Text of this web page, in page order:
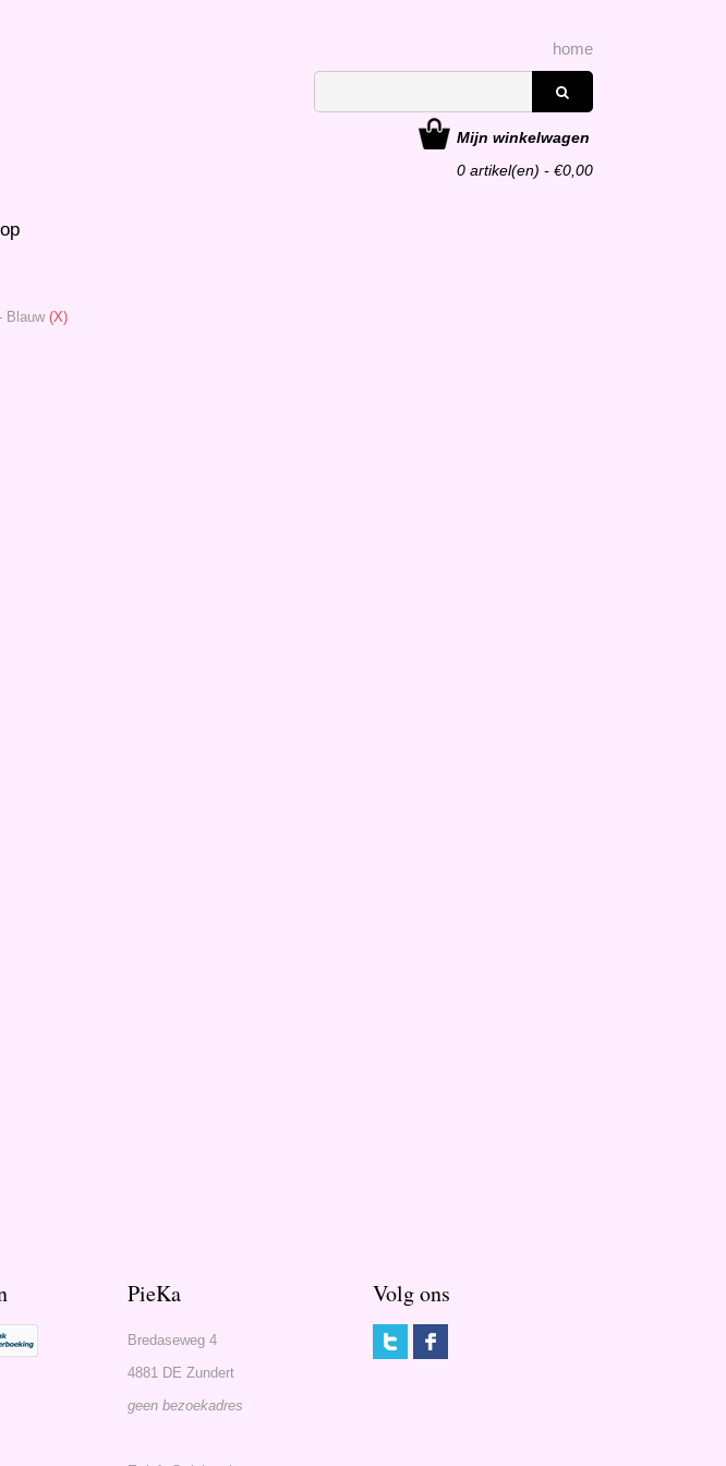
home
Mijn winkelwagen
0 artikel(en) - €0,00
Blauw(X)
PieKa
Bredaseweg 4
4881 DE Zundert
geen bezoekadres
Volg ons